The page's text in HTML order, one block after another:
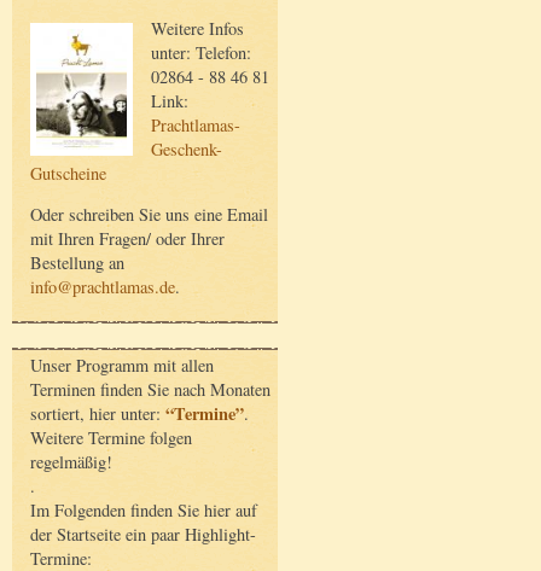
Weitere Infos
unter: Telefon:
02864 - 88 46 81
Link:
Prachtlamas-
Geschenk-
Gutscheine
Oder schreiben Sie uns eine Email
mit Ihren Fragen/ oder Ihrer
Bestellung an
info@prachtlamas.de.
Unser Programm mit allen
Terminen finden Sie nach Monaten
sortiert, hier unter: “Termine”.
Weitere Termine folgen
regelmäßig!
.
Im Folgenden finden Sie hier auf
der Startseite ein paar Highlight-
Termine: